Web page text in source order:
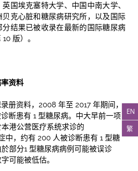
EN
繁
国埃克塞特大学、中国中南大学、
克心脏和糖尿病研究所，以及国际
结果已被收录在最新的国际糖尿病
版）。
资料
册资料，2008 年至 2017 年期间，
断患有 1 型糖尿病。中大早前一项
港公营医疗系统求诊的
中，约有 200 人被诊断患有 1 型糖
部分1 型糖尿病病例可能被误诊
可能被低估。